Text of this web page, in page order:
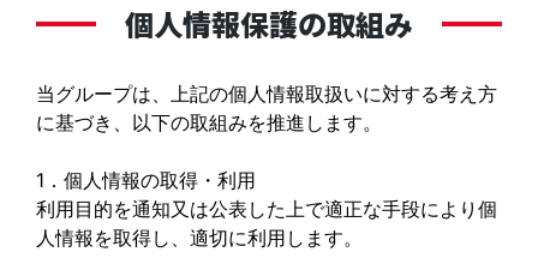
個人情報保護の取組み
当グループは、上記の個人情報取扱いに対する考え方
に基づき、以下の取組みを推進します。
1．個人情報の取得・利用
利用目的を通知又は公表した上で適正な手段により個
人情報を取得し、適切に利用します。